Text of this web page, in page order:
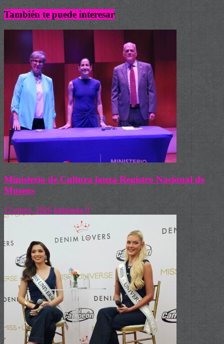
También te puede interesar
Ministerio de Cultura lanza Registro Nacional de
Museos
12 enero, 2026 kathiuska 0